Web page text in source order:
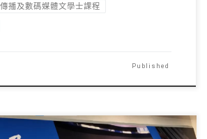
傳播及數碼媒體文學士課程
Published